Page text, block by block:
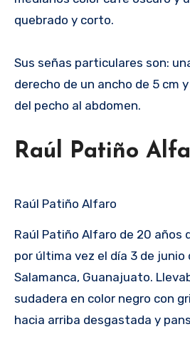
quebrado y corto.
Sus señas particulares son:
derecho de un ancho de 5 cm
del pecho al abdomen.
Raúl Patiño
Raúl Patiño Alfaro
Raúl Patiño Alfaro de 20 años
por última vez el día 3 de junio
Salamanca, Guanajuato.
sudadera en color negro con
hacia arriba desgastada y